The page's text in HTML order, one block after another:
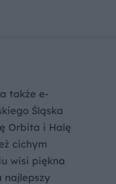
także e-
Śląska
Orbita i Halę
cichym
wisi piękna
najlepszy